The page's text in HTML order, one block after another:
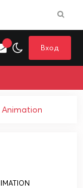
Вход
Animation